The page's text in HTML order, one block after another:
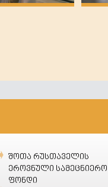
შოთა რუსთაველის
ეროვნული სამეცნიერო
ფონდი